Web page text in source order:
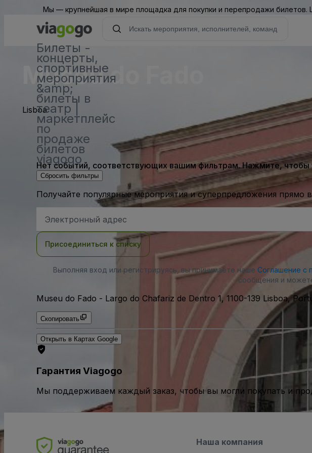
Мы — крупнейшая в мире площадка для покупки и перепродажи
Билеты -
концерты,
спортивные
мероприятия
&amp;
билеты в
театр |
маркетплейс
по
продаже
билетов
viagogo
Museu do Fado
Lisboa
Нет событий, соответствующих вашим фильтрам. Нажмите, чтобы
Сбросить фильтры
Получайте популярные мероприятия и суперпредложения прямо
электронной
Присоединиться к списку
Выполняя вход или регистрируясь, вы принимаете наше Соглашение с
сообщения и
Museu do Fado - Largo do Chafariz de Dentro 1, 1100-139 Lisboa,
Скопировать
Открыть в Картах Google
Гарантия Viagogo
Мы поддерживаем каждый заказ, чтобы вы могли покупать и
Наша компания